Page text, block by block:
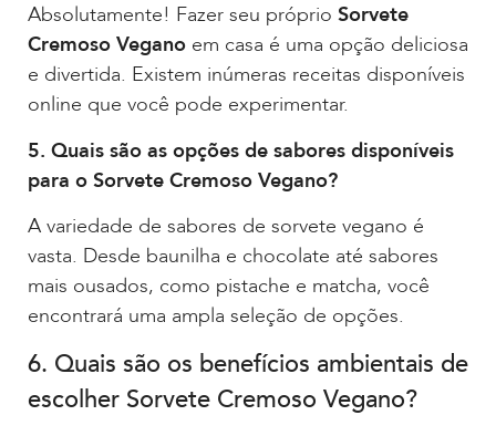
Absolutamente! Fazer seu próprio Sorvete
Cremoso Vegano em casa é uma opção deliciosa
e divertida. Existem inúmeras receitas disponíveis
online que você pode experimentar.
5. Quais são as opções de sabores disponíveis
para o Sorvete Cremoso Vegano?
A variedade de sabores de sorvete vegano é
vasta. Desde baunilha e chocolate até sabores
mais ousados, como pistache e matcha, você
encontrará uma ampla seleção de opções.
6. Quais são os benefícios ambientais de
escolher Sorvete Cremoso Vegano?